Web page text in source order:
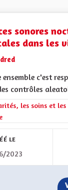
citoyenne
sonores
dans les
c'est
contrôles
résultats de la
les soins et
LE
2023